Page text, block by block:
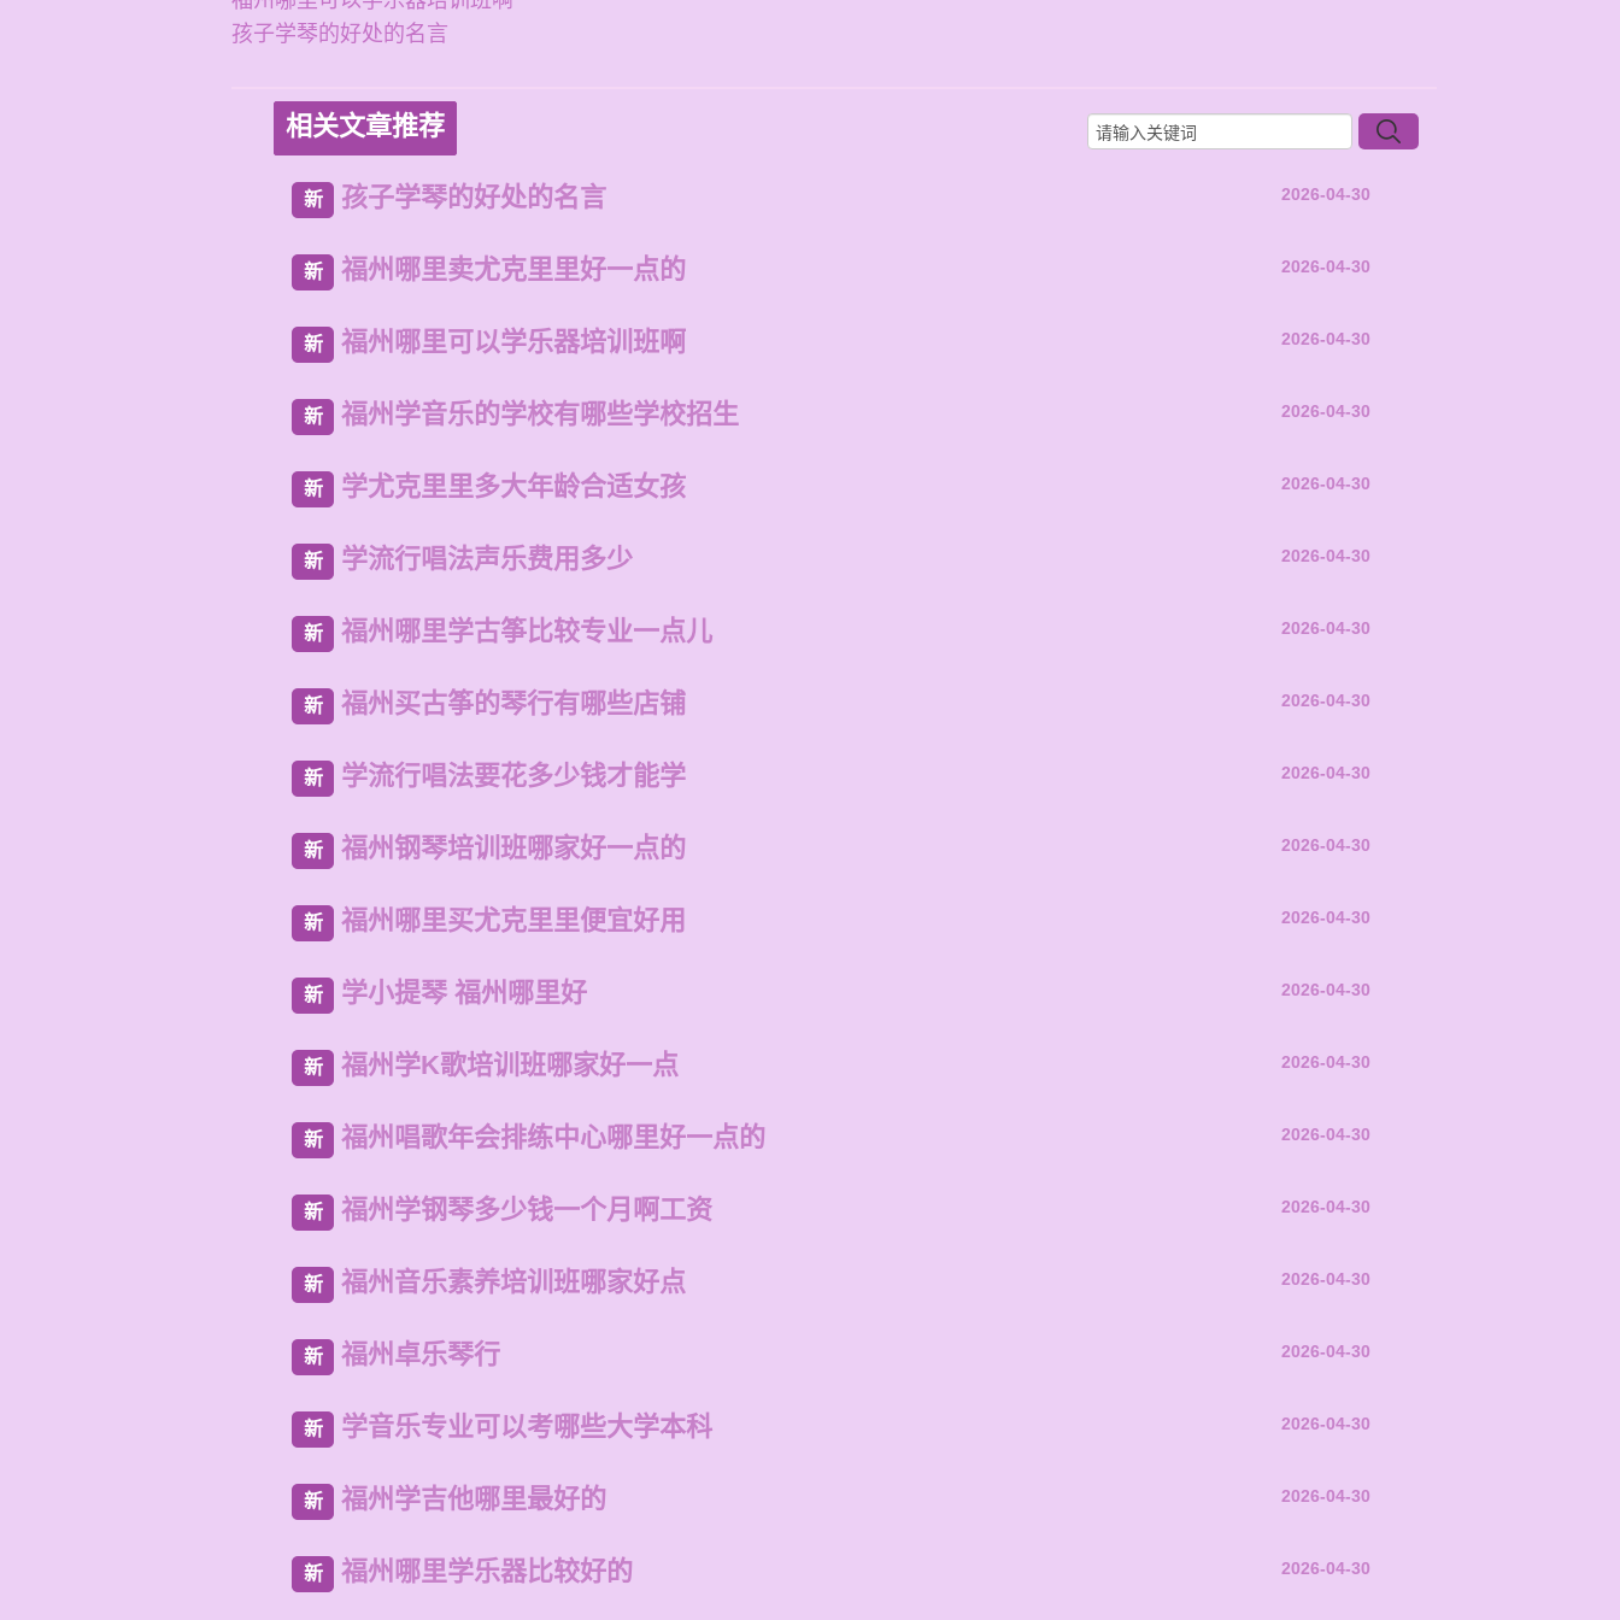
孩子学琴的好处的名言
相关文章推荐
新 孩子学琴的好处的名言 2026-04-30
新 福州哪里卖尤克里里好一点的 2026-04-30
新 福州哪里可以学乐器培训班啊 2026-04-30
新 福州学音乐的学校有哪些学校招生 2026-04-30
新 学尤克里里多大年龄合适女孩 2026-04-30
新 学流行唱法声乐费用多少 2026-04-30
新 福州哪里学古筝比较专业一点儿 2026-04-30
新 福州买古筝的琴行有哪些店铺 2026-04-30
新 学流行唱法要花多少钱才能学 2026-04-30
新 福州钢琴培训班哪家好一点的 2026-04-30
新 福州哪里买尤克里里便宜好用 2026-04-30
新 学小提琴 福州哪里好 2026-04-30
新 福州学K歌培训班哪家好一点 2026-04-30
新 福州唱歌年会排练中心哪里好一点的 2026-04-30
新 福州学钢琴多少钱一个月啊工资 2026-04-30
新 福州音乐素养培训班哪家好点 2026-04-30
新 福州卓乐琴行 2026-04-30
新 学音乐专业可以考哪些大学本科 2026-04-30
新 福州学吉他哪里最好的 2026-04-30
新 福州哪里学乐器比较好的 2026-04-30